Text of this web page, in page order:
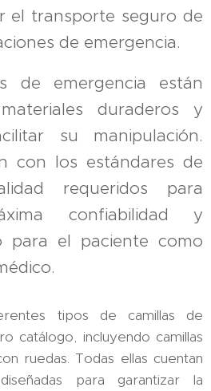
el transporte seguro de
de emergencia.
de emergencia están
duraderos y
su manipulación.
con los estándares de
requeridos para
confiabilidad y
para el paciente como
tipos de camillas de
catálogo, incluyendo camillas
ruedas. Todas ellas cuentan
para garantizar la